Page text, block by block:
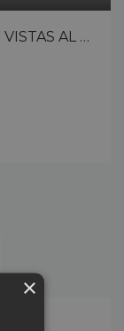
APARTAMENTO CON INCREÍBLES VISTAS AL MAR – 11511ck25
×